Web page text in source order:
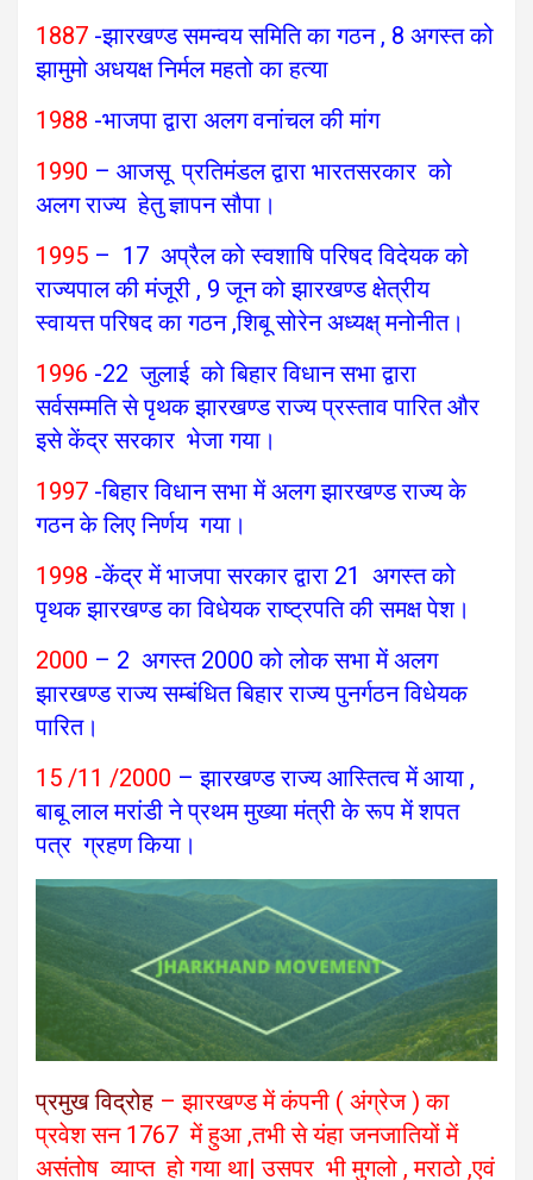
1887 -झारखण्ड समन्वय समिति का गठन , 8 अगस्त को
झामुमो अधयक्ष निर्मल महतो का हत्या
1988 -भाजपा द्वारा अलग वनांचल की मांग
1990 – आजसू प्रतिमंडल द्वारा भारतसरकार को
अलग राज्य हेतु ज्ञापन सौपा।
1995 – 17 अप्रैल को स्वशाषि परिषद विदेयक को
राज्यपाल की मंजूरी , 9 जून को झारखण्ड क्षेत्रीय
स्वायत्त परिषद का गठन ,शिबू सोरेन अध्यक्ष् मनोनीत।
1996 -22 जुलाई को बिहार विधान सभा द्वारा
सर्वसम्मति से पृथक झारखण्ड राज्य प्रस्ताव पारित और
इसे केंद्र सरकार भेजा गया।
1997 -बिहार विधान सभा में अलग झारखण्ड राज्य के
गठन के लिए निर्णय गया।
1998 -केंद्र में भाजपा सरकार द्वारा 21 अगस्त को
पृथक झारखण्ड का विधेयक राष्ट्रपति की समक्ष पेश।
2000 – 2 अगस्त 2000 को लोक सभा में अलग
झारखण्ड राज्य सम्बंधित बिहार राज्य पुनर्गठन विधेयक
पारित।
15 /11 /2000 – झारखण्ड राज्य आस्तित्व में आया ,
बाबू लाल मरांडी ने प्रथम मुख्या मंत्री के रूप में शपत
पत्र ग्रहण किया।
प्रमुख विद्रोह – झारखण्ड में कंपनी ( अंग्रेज ) का
प्रवेश सन 1767 में हुआ ,तभी से यंहा जनजातियों में
असंतोष व्याप्त हो गया था| उसपर भी मुगलो , मराठो ,एवं